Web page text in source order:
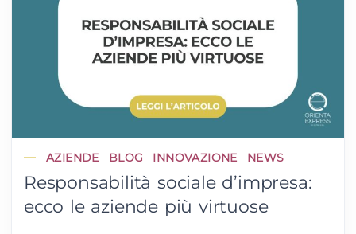
AZIENDE BLOG INNOVAZIONE NEWS
Responsabilità sociale d’impresa:
ecco le aziende più virtuose